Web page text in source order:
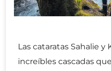
Las cataratas Sahalie y
increíbles cascadas